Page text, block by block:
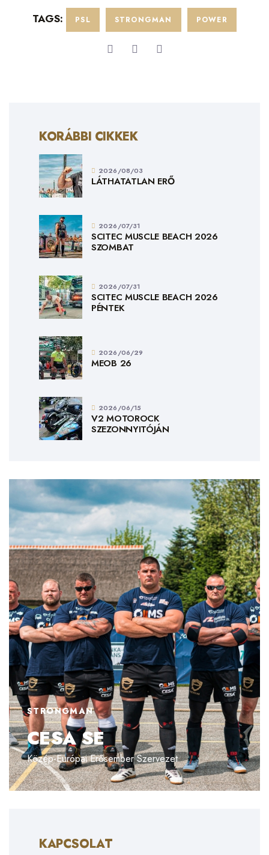
TAGS: PSL STRONGMAN POWER
KORÁBBI CIKKEK
2026/08/03
LÁTHATATLAN ERŐ
2026/07/31
SCITEC MUSCLE BEACH 2026
SZOMBAT
2026/07/31
SCITEC MUSCLE BEACH 2026
PÉNTEK
2026/06/29
MEOB 26
2026/06/15
V2 MOTOROCK
SZEZONNYITÓJÁN
STRONGMAN
CESA SE
Közép-Európai Erősember Szervezet
KAPCSOLAT